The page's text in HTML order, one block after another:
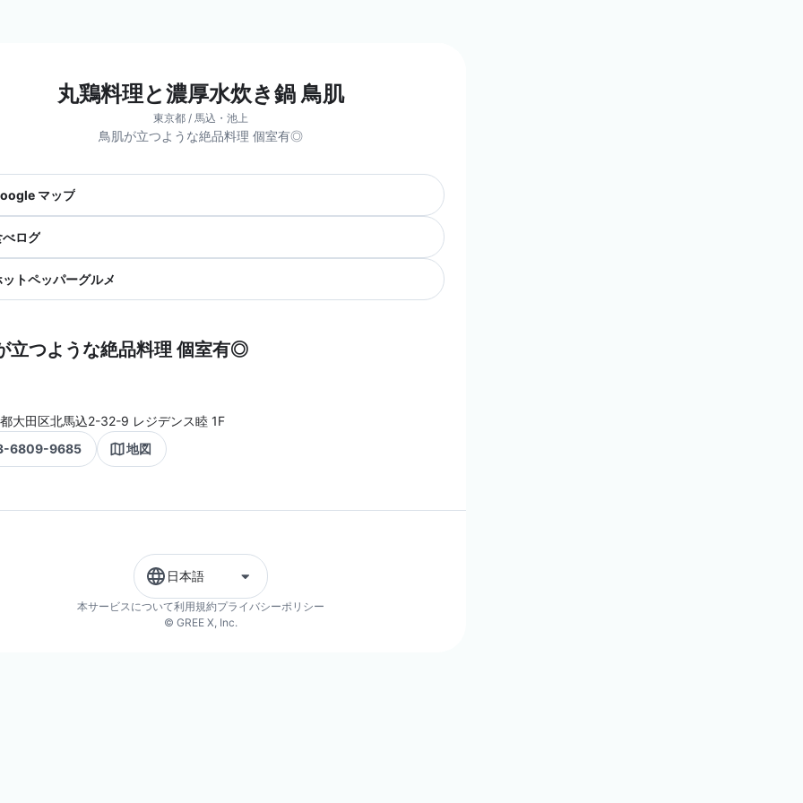
丸鶏料理と濃厚水炊き鍋 鳥肌
東京都 / 馬込・池上
鳥肌が立つような絶品料理 個室有◎
マップ
べログ
ットペッパーグルメ
立つような絶品料理 個室有◎
大田区北馬込2-32-9 レジデンス睦 1F
6809-9685
地図
日本語
本サービスについて利用規約プライバシーポリシー
© GREE X, Inc.